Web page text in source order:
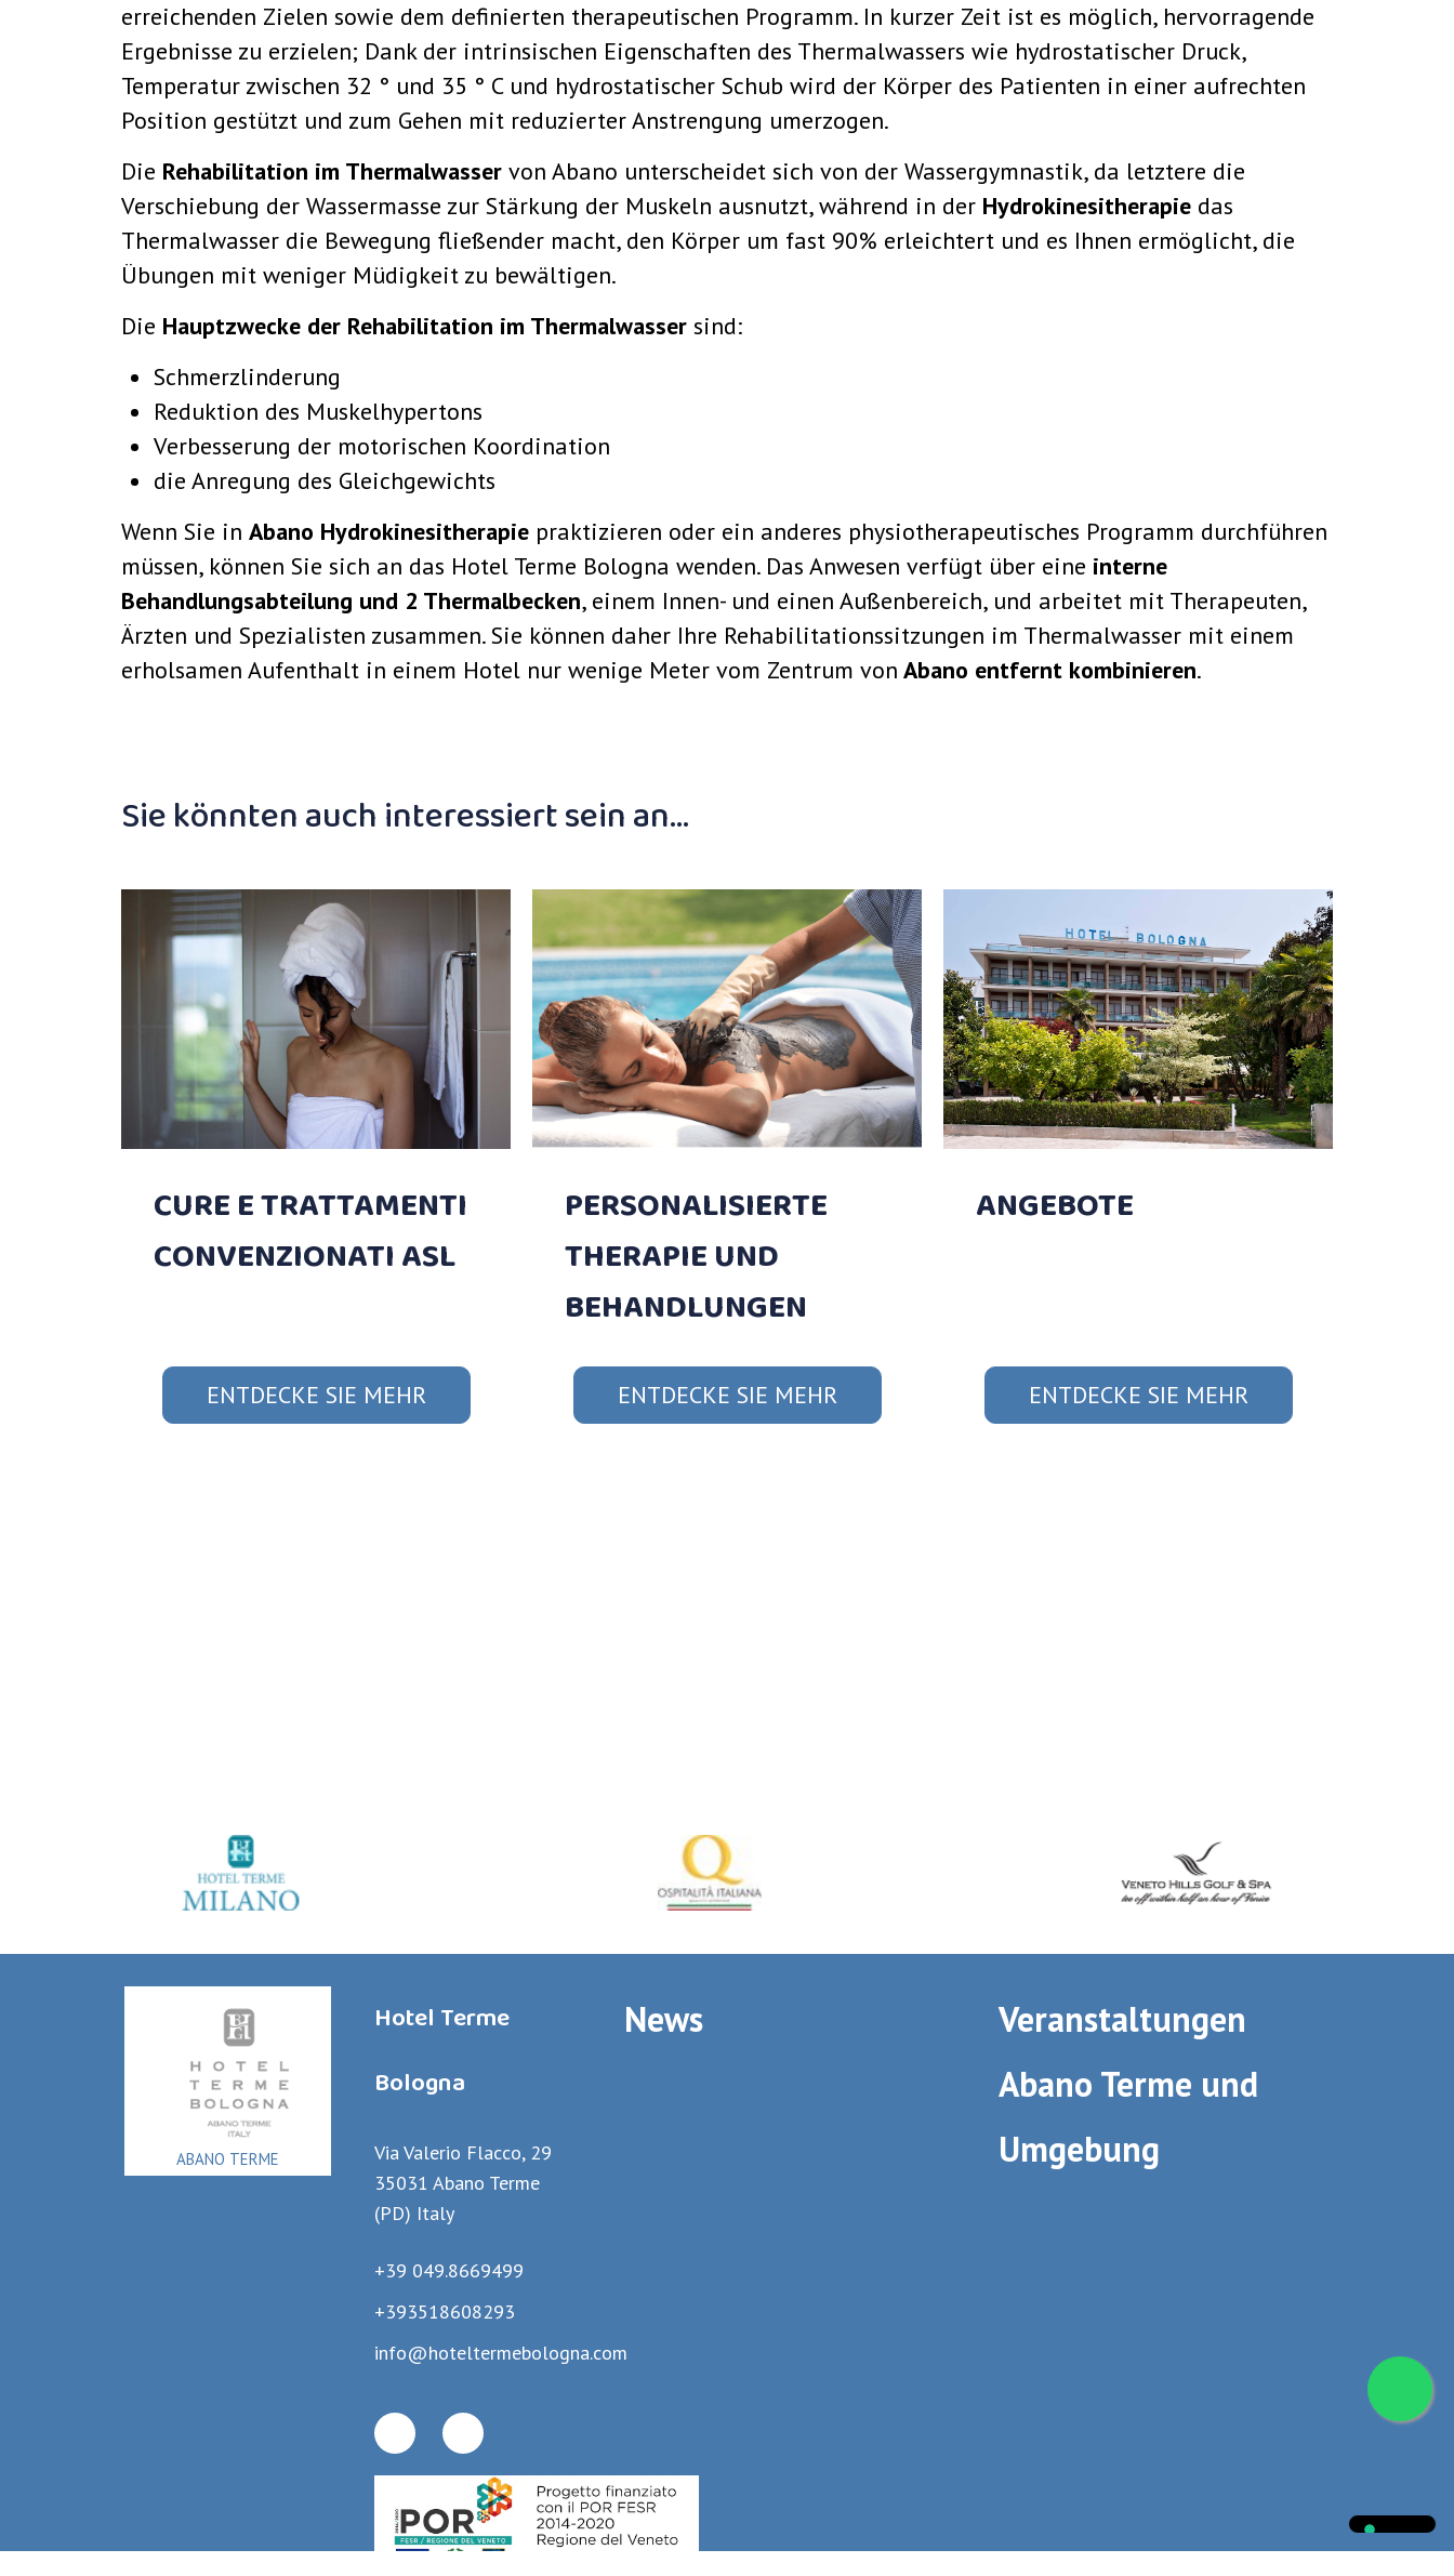
erreichenden Zielen sowie dem definierten therapeutischen Programm. In kurzer Zeit ist es möglich, hervorragende
Ergebnisse zu erzielen; Dank der intrinsischen Eigenschaften des Thermalwassers wie hydrostatischer Druck,
Temperatur zwischen 32 ° und 35 ° C und hydrostatischer Schub wird der Körper des Patienten in einer aufrechten
Position gestützt und zum Gehen mit reduzierter Anstrengung umerzogen.
Die Rehabilitation im Thermalwasser von Abano unterscheidet sich von der Wassergymnastik, da letztere die
Verschiebung der Wassermasse zur Stärkung der Muskeln ausnutzt, während in der Hydrokinesitherapie das
Thermalwasser die Bewegung fließender macht, den Körper um fast 90% erleichtert und es Ihnen ermöglicht, die
Übungen mit weniger Müdigkeit zu bewältigen.
Die Hauptzwecke der Rehabilitation im Thermalwasser sind:
Schmerzlinderung
Reduktion des Muskelhypertons
Verbesserung der motorischen Koordination
die Anregung des Gleichgewichts
Wenn Sie in Abano Hydrokinesitherapie praktizieren oder ein anderes physiotherapeutisches Programm durchführen
müssen, können Sie sich an das Hotel Terme Bologna wenden. Das Anwesen verfügt über eine interne
Behandlungsabteilung und 2 Thermalbecken, einem Innen- und einen Außenbereich, und arbeitet mit Therapeuten,
Ärzten und Spezialisten zusammen. Sie können daher Ihre Rehabilitationssitzungen im Thermalwasser mit einem
erholsamen Aufenthalt in einem Hotel nur wenige Meter vom Zentrum von Abano entfernt kombinieren.
Sie könnten auch interessiert sein an…
CURE E TRATTAMENTI
CONVENZIONATI ASL
ENTDECKE SIE MEHR
PERSONALISIERTE
THERAPIE UND
BEHANDLUNGEN
ENTDECKE SIE MEHR
ANGEBOTE
ENTDECKE SIE MEHR
ABANO TERME
Hotel Terme
Bologna
Via Valerio Flacco, 29
35031 Abano Terme
(PD) Italy
+39 049.8669499
+393518608293
info@hoteltermebologna.com
News
Veranstaltungen
Abano Terme und
Umgebung